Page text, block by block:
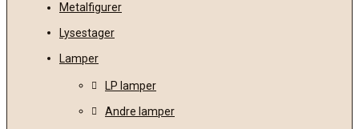
Metalfigurer
Lysestager
Lamper
LP lamper
Andre lamper